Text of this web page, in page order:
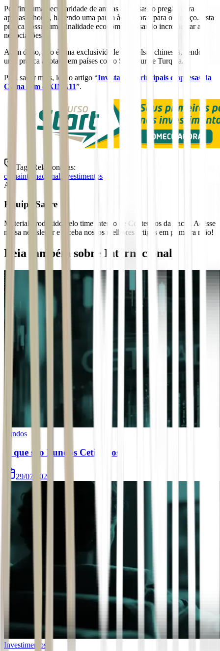
Por fim, uma peculiaridade de ambas as bolsas: o pregão dura
apenas 4 horas, havendo uma pausa às 11 horas para o almoço. Esta
prática possui uma finalidade econômica, visando incrementar as
negociações.
Além disso, não é uma exclusividade das bolsas chinesas, sendo
uma prática adotada em países como Singapura e Turquia.
Para saber mais, leia o artigo “Invista nas principais empresas da
China com o XINA11”.
Tags Relacionadas:
chinainternacional investimentos
A
Equipe Sacre
Material produzido pelo time interno de Conteúdos da Sacre. Acesse
nossa newsletter e receba nossos melhores artigos em primeira mão!
Leia também sobre Internacional
Fundos
O que são Fundos Cetipados
29/07/2026
Investimentos